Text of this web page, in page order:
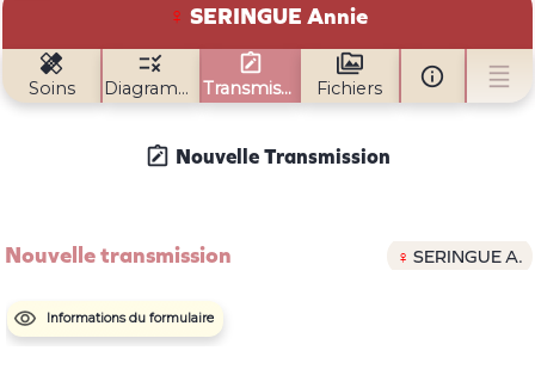
♀ SERINGUE Annie

Soins

Diagramme

Transmissions

Fichiers  
 Nouvelle Transmission
Nouvelle transmission ♀ SERINGUE A.
 Informations du formulaire